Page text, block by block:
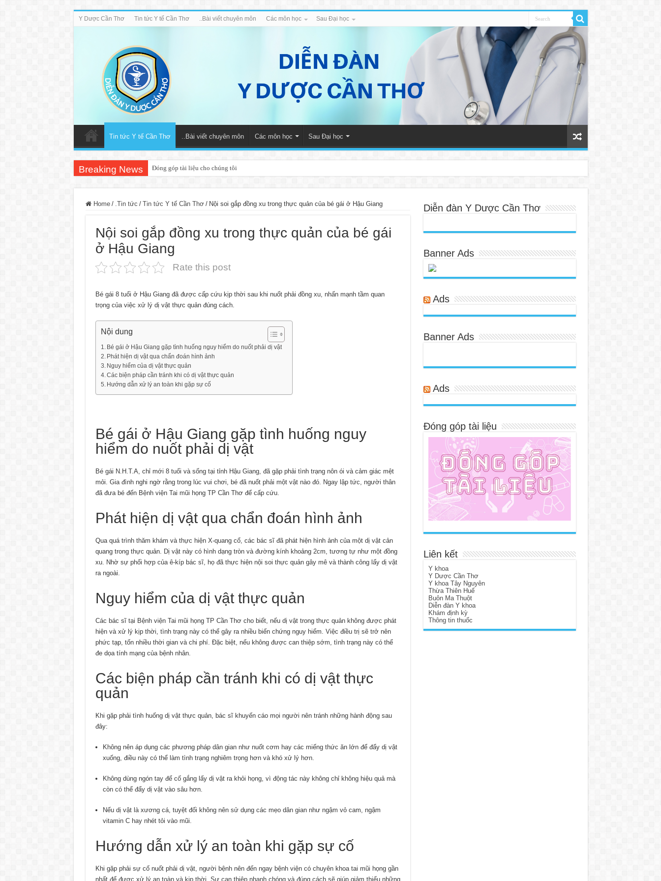
Y Dược Cần Thơ Tin tức Y tế Cần Thơ ..Bài viết chuyên môn Các môn học Sau Đại học
Tin tức Y tế Cần Thơ ..Bài viết chuyên môn Các môn học Sau Đại học
Breaking News Đóng góp tài liệu cho chúng tôi
Home / .Tin tức / Tin tức Y tế Cần Thơ / Nội soi gắp đồng xu trong thực quản của bé gái ở Hậu Giang
Nội soi gắp đồng xu trong thực quản của bé gái
ở Hậu Giang
Rate this post
Bé gái 8 tuổi ở Hậu Giang đã được cấp cứu kịp thời sau khi nuốt phải đồng xu, nhấn mạnh tầm quan
trọng của việc xử lý dị vật thực quản đúng cách.
Nội dung
Bé gái ở Hậu Giang gặp tình huống nguy hiểm do nuốt phải dị vật
Phát hiện dị vật qua chẩn đoán hình ảnh
Nguy hiểm của dị vật thực quản
Các biện pháp cần tránh khi có dị vật thực quản
Hướng dẫn xử lý an toàn khi gặp sự cố
Bé gái ở Hậu Giang gặp tình huống nguy
hiểm do nuốt phải dị vật
Bé gái N.H.T.A, chỉ mới 8 tuổi và sống tại tỉnh Hậu Giang, đã gặp phải tình trạng nôn ói và cảm giác mệt
mỏi. Gia đình nghi ngờ rằng trong lúc vui chơi, bé đã nuốt phải một vật nào đó. Ngay lập tức, người thân
đã đưa bé đến Bệnh viện Tai mũi họng TP Cần Thơ để cấp cứu.
Phát hiện dị vật qua chẩn đoán hình ảnh
Qua quá trình thăm khám và thực hiện X-quang cổ, các bác sĩ đã phát hiện hình ảnh của một dị vật cản
quang trong thực quản. Dị vật này có hình dạng tròn và đường kính khoảng 2cm, tương tự như một đồng
xu. Nhờ sự phối hợp của ê-kíp bác sĩ, họ đã thực hiện nội soi thực quản gây mê và thành công lấy dị vật
ra ngoài.
Nguy hiểm của dị vật thực quản
Các bác sĩ tại Bệnh viện Tai mũi họng TP Cần Thơ cho biết, nếu dị vật trong thực quản không được phát
hiện và xử lý kịp thời, tình trạng này có thể gây ra nhiều biến chứng nguy hiểm. Việc điều trị sẽ trở nên
phức tạp, tốn nhiều thời gian và chi phí. Đặc biệt, nếu không được can thiệp sớm, tình trạng này có thể
đe dọa tính mạng của bệnh nhân.
Các biện pháp cần tránh khi có dị vật thực
quản
Khi gặp phải tình huống dị vật thực quản, bác sĩ khuyến cáo mọi người nên tránh những hành động sau
đây:
Không nên áp dụng các phương pháp dân gian như nuốt cơm hay các miếng thức ăn lớn để đẩy dị vật
xuống, điều này có thể làm tình trạng nghiêm trọng hơn và khó xử lý hơn.
Không dùng ngón tay để cố gắng lấy dị vật ra khỏi họng, vì động tác này không chỉ không hiệu quả mà
còn có thể đẩy dị vật vào sâu hơn.
Nếu dị vật là xương cá, tuyệt đối không nên sử dụng các mẹo dân gian như ngậm vỏ cam, ngậm
vitamin C hay nhét tỏi vào mũi.
Hướng dẫn xử lý an toàn khi gặp sự cố
Khi gặp phải sự cố nuốt phải dị vật, người bệnh nên đến ngay bệnh viện có chuyên khoa tai mũi họng gần
nhất để được xử lý an toàn và kịp thời. Sự can thiệp nhanh chóng và đúng cách sẽ giúp giảm thiểu những
Diễn đàn Y Dược Cần Thơ
Banner Ads
Ads
Banner Ads
Ads
Đóng góp tài liệu
Liên kết
Y khoa
Y Dược Cần Thơ
Y khoa Tây Nguyên
Thừa Thiên Huế
Buôn Ma Thuột
Diễn đàn Y khoa
Khám định kỳ
Thông tin thuốc